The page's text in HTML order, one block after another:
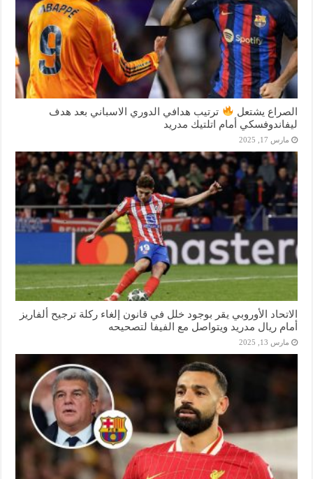
الصراع يشتعل
ترتيب هدافي الدوري الاسباني بعد هدف
ليفاندوفسكي أمام اتلتيك مدريد
مارس 17, 2025
الاتحاد الأوروبي يقر بوجود خلل في قانون إلغاء ركلة ترجيح ألفاريز
أمام ريال مدريد ويتواصل مع الفيفا لتصحيحه
مارس 13, 2025